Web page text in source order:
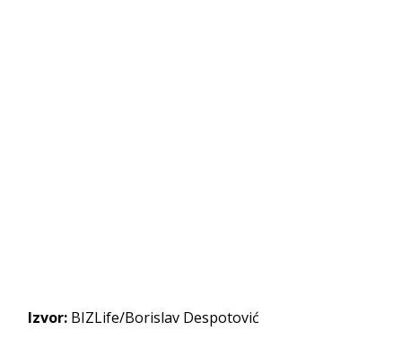
Izvor: BIZLife/Borislav Despotović